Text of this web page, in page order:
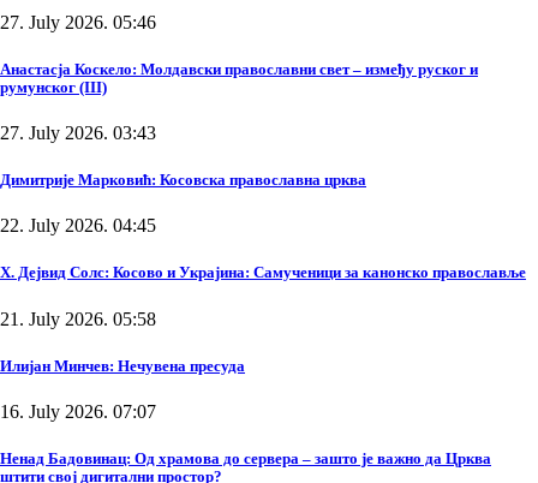
27. July 2026. 05:46
Анастасја Коскело: Молдавски православни свет – између руског и
румунског (III)
27. July 2026. 03:43
Димитрије Марковић: Косовска православна црква
22. July 2026. 04:45
Х. Дејвид Солс: Косово и Украјина: Самученици за канонско православље
21. July 2026. 05:58
Илијан Минчев: Нечувена пресуда
16. July 2026. 07:07
Ненад Бадовинац: Од храмова до сервера – зашто је важно да Црква
штити свој дигитални простор?